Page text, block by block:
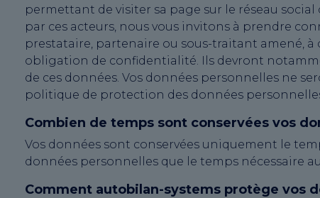
permettant de visiter sa page sur le réseau social
par ces acteurs, nous vous invitons à prendre
prestataire, partenaire ou sous-traitant amené, à
obligation de confidentialité. Ils devront
de ces données. Vos données personnelles ne
politique de protection des données
Combien de temps sont conservées vos
Vos données sont conservées uniquement le
données personnelles que le temps nécessaire
Comment autobilan-systems protège vos